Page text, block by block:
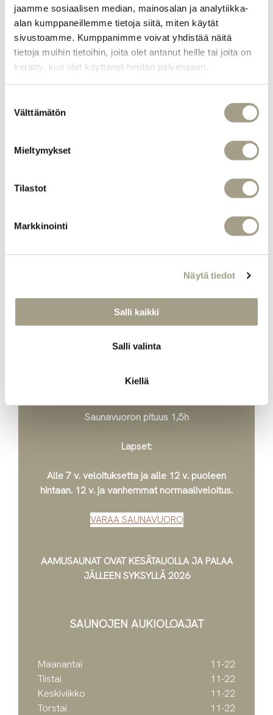
jaamme sosiaalisen median, mainosalan ja analytiikka-
alan kumppaneillemme tietoja siitä, miten käytät
sivustoamme. Kumppanimme voivat yhdistää näitä
tietoja muihin tietoihin, joita olet antanut heille tai joita on
kerätty, kun olet käyttänyt heidän palvelujaan.
valinta
Välttämätön
Mieltymykset
Tilastot
Markkinointi
Näytä tiedot
Salli kaikki
Salli valinta
Kiellä
Kuuman porukka toivottaa sinut lämpimästi
tervetulleeksi testaamaan saunan ja uinnin
kokonaisvaltaisia terveysvaikutuksia!
HINNASTO
Saunavuoro 19 €
saunatossu- ja uimapukuvuokra 3 €
Saunavuoron pituus 1,5h
Lapset:
Alle 7 v. veloituksetta ja alle 12 v. puoleen
hintaan. 12 v. ja vanhemmat normaaliveloitus.
VARAA SAUNAVUORO
AAMUSAUNAT OVAT KESÄTAUOLLA JA PALAA
JÄLLEEN SYKSYLLÄ 2026
SAUNOJEN AUKIOLOAJAT
Maanantai
11-22
Tiistai
11-22
Keskiviikko
11-22
Torstai
11-22